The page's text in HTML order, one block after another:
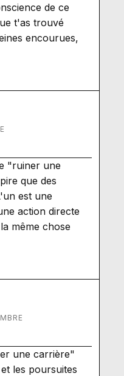
de ce
t'as trouvé
encourues,
"ruiner une
que des
est une
action directe
même chose
une carrière"
les poursuites